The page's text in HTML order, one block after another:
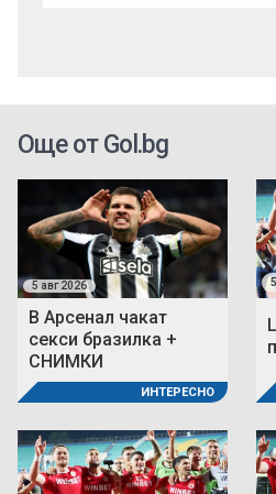
Още от Gol.bg
5 авг 2026
В Арсенал чакат
секси бразилка +
СНИМКИ
ИНТЕРЕСНО